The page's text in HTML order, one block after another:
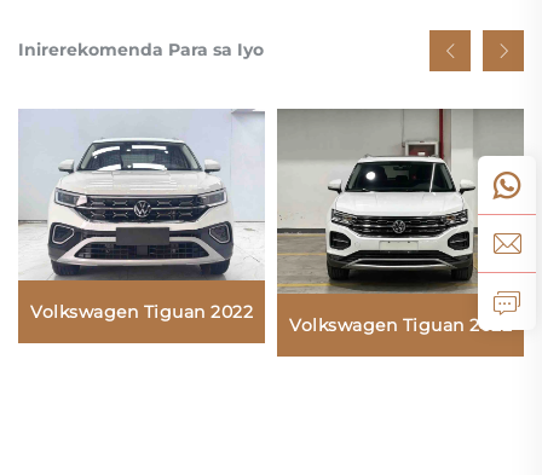
Inirerekomenda Para sa Iyo
Volkswagen Tiguan 2022
Volkswagen Tiguan 2022